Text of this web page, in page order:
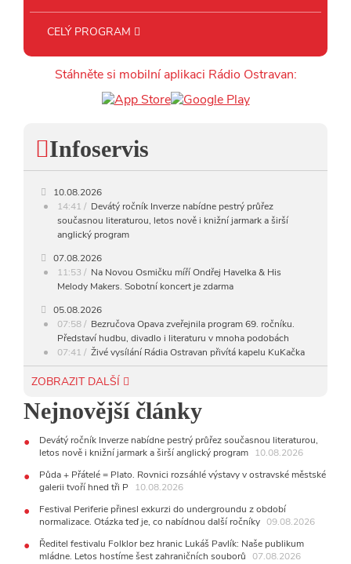
CELÝ PROGRAM
Stáhněte si mobilní aplikaci Rádio Ostravan:
Infoservis
10.08.2026
14:41
Devátý ročník Inverze nabídne pestrý průřez
současnou literaturou, letos nově i knižní jarmark a širší
anglický program
07.08.2026
11:53
Na Novou Osmičku míří Ondřej Havelka & His
Melody Makers. Sobotní koncert je zdarma
05.08.2026
07:58
Bezručova Opava zveřejnila program 69. ročníku.
Představí hudbu, divadlo i literaturu v mnoha podobách
07:41
Živé vysílání Rádia Ostravan přivítá kapelu KuKačka
Band VIDEO
David Koller se vrací, tentokrát zahraje v Nové
Osmičce
03.08.2026
12:45
Plachetka, Katta i světové projekty. Do zahájení
Svatováclavského hudebního festivalu zbývá měsíc
29.07.2026
11:00
Do Ostravy se vrací britští Modestep, vystoupí v
listopadu v klubu Barrák
VIDEO
Úsměvné historky ze života ostravské kapely Verše:
Od zapomenutých baterek až po kuriózní krádež kláves
ZOBRAZIT DALŠÍ
Nejnovější články
Devátý ročník Inverze nabídne pestrý průřez současnou literaturou,
letos nově i knižní jarmark a širší anglický program 10.08.2026
Půda + Přátelé = Plato. Rovnici rozsáhlé výstavy v ostravské městské
galerii tvoří hned tři P 10.08.2026
Festival Periferie přinesl exkurzi do undergroundu z období
normalizace. Otázka teď je, co nabídnou další ročníky 09.08.2026
Ředitel festivalu Folklor bez hranic Lukáš Pavlík: Naše publikum
mládne. Letos hostíme šest zahraničních souborů 07.08.2026